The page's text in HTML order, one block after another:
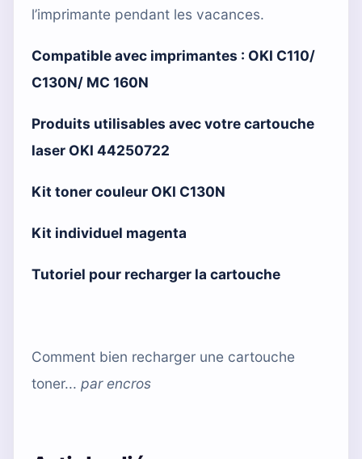
l’imprimante pendant les vacances.
Compatible avec imprimantes : OKI C110/
C130N/ MC 160N
Produits utilisables avec votre cartouche
laser OKI 44250722
Kit toner couleur OKI C130N
Kit individuel magenta
Tutoriel pour recharger la cartouche
Comment bien recharger une cartouche
toner... parencros